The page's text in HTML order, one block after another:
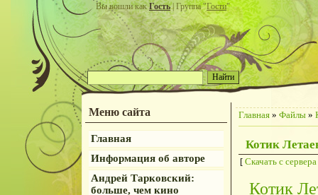
Вы вошли какГость| Группа "Гости"
Меню сайта
Главная
Информация об авторе
Андрей Тарковский:
больше, чем кино
Главная » Файлы »
Котик
[ Скачать с сервера
Котик